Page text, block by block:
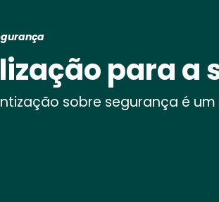
para a
sobre segurança é